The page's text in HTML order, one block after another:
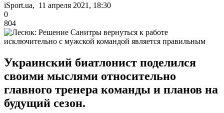
iSport.ua, 11 апреля 2021, 18:30
0
804
Украинский биатлонист поделился
своими мыслями относительно
главного тренера команды и планов на
будущий сезон.